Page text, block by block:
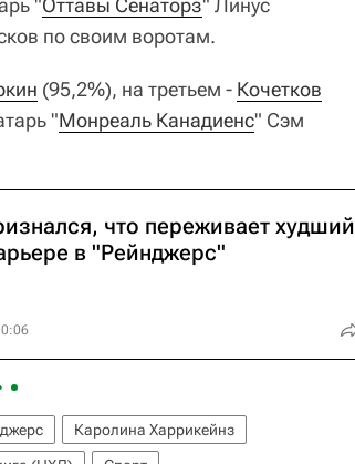
"Оттавы Сенаторз" Линус
по своим воротам.
(95,2%), на третьем - Кочетков
"Монреаль Канадиенс" Сэм
что переживает худший
в "Рейнджерс"
Каролина Харрикейнз